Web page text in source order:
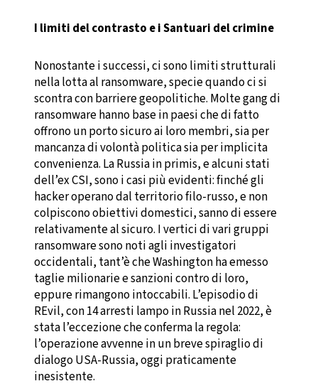
I limiti del contrasto e i Santuari del crimine
Nonostante i successi, ci sono limiti strutturali
nella lotta al ransomware, specie quando ci si
scontra con barriere geopolitiche. Molte gang di
ransomware hanno base in paesi che di fatto
offrono un porto sicuro ai loro membri, sia per
mancanza di volontà politica sia per implicita
convenienza. La Russia in primis, e alcuni stati
dell’ex CSI, sono i casi più evidenti: finché gli
hacker operano dal territorio filo-russo, e non
colpiscono obiettivi domestici, sanno di essere
relativamente al sicuro. I vertici di vari gruppi
ransomware sono noti agli investigatori
occidentali, tant’è che Washington ha emesso
taglie milionarie e sanzioni contro di loro,
eppure rimangono intoccabili. L’episodio di
REvil, con 14 arresti lampo in Russia nel 2022, è
stata l’eccezione che conferma la regola:
l’operazione avvenne in un breve spiraglio di
dialogo USA-Russia, oggi praticamente
inesistente.